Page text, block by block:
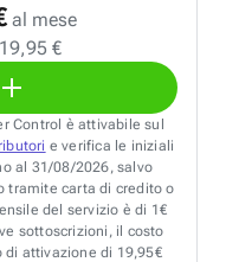
al mese
€
Control è attivabile sul
e verifica le iniziali
al 31/08/2026, salvo
tramite carta di credito o
del servizio è di 1€
sottoscrizioni, il costo
di attivazione di 19,95€